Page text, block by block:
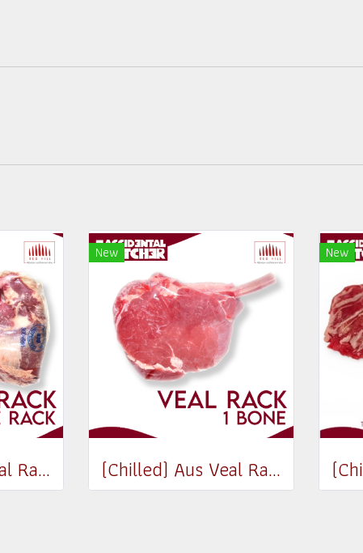
(Chilled) Aus Veal Rack 8-9 Bone (2.8-3 kg)
New
(Chilled) Aus Veal Rack 1 Bone (300-350 g.)
New